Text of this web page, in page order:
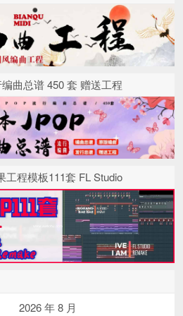
曲总谱 450 套 赠送工程
工程模板111套 FL Studio
2026 年 8 月